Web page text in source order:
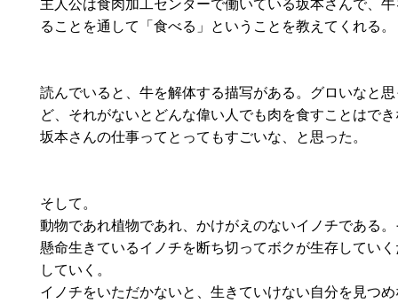
主人公は食肉加工センターで働いている坂本さんで、
ることを通して「食べる」ということを教えてくれる。
読んでいると、牛を解体する描写がある。グロいなと
ど、それがないとどんな偉い人でも肉を食すことはで
坂本さんの仕事ってとってもすごいな、と思った。
そして。
動物であれ植物であれ、かけがえのないイノチである
懸命生きているイノチを断ち切ってボクが生存してい
していく。
イノチをいただかないと、生きていけない自分を見つ